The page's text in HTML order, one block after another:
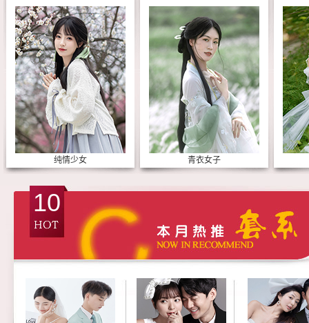
纯情少女 青衣女子
10